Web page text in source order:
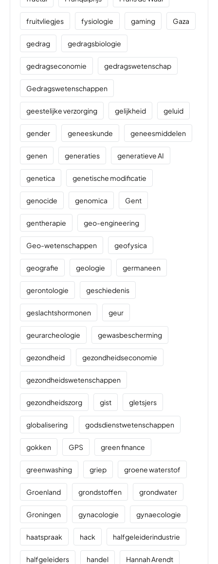
fruitvliegjes fysiologie gaming Gaza
gedrag gedragsbiologie
gedragseconomie gedragswetenschap
Gedragswetenschappen
geestelijke verzorging gelijkheid geluid
gender geneeskunde geneesmiddelen
genen generaties generatieve AI
genetica genetische modificatie
genocide genomica Gent
gentherapie geo-engineering
Geo-wetenschappen geofysica
geografie geologie germaneen
gerontologie geschiedenis
geslachtshormonen geur
geurarcheologie gewasbescherming
gezondheid gezondheidseconomie
gezondheidswetenschappen
gezondheidszorg gist gletsjers
globalisering godsdienstwetenschappen
gokken GPS green finance
greenwashing griep groene waterstof
Groenland grondstoffen grondwater
Groningen gynacologie gynaecologie
haatspraak hack halfgeleiderindustrie
halfgeleiders handel Hannah Arendt